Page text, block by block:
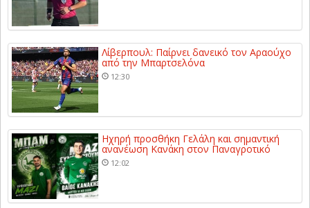
Λίβερπουλ: Παίρνει δανεικό τον Αραούχο
από την Μπαρτσελόνα
12:30
Ηχηρή προσθήκη Γελάλη και σημαντική
ανανέωση Κανάκη στον Παναγροτικό
12:02